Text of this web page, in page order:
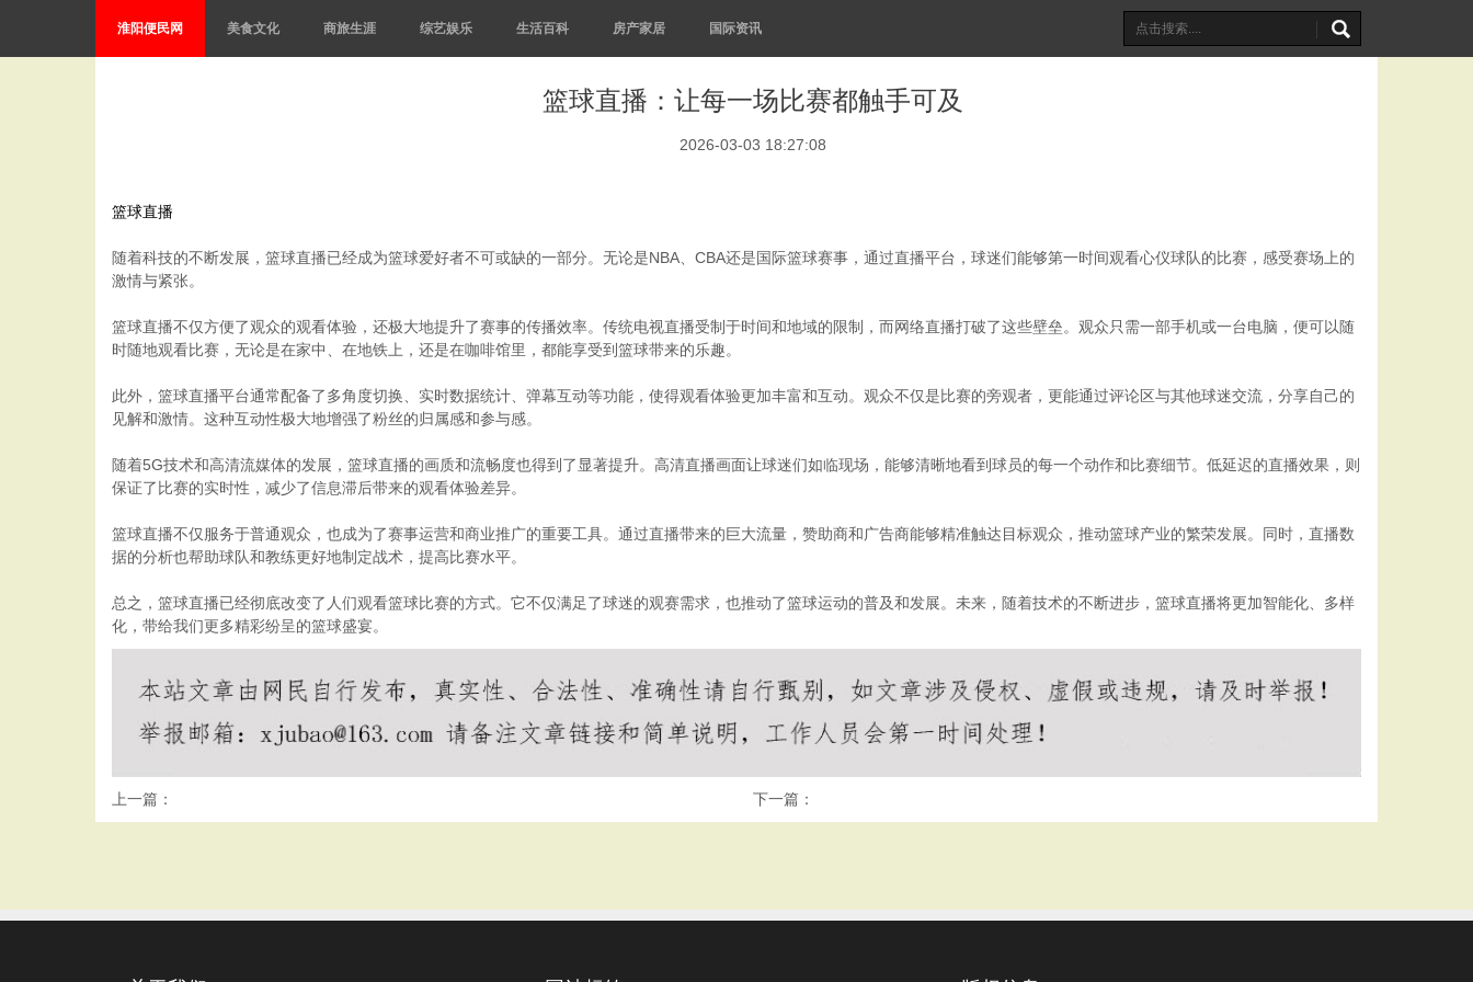
淮阳便民网 美食文化 商旅生涯 综艺娱乐 生活百科 房产家居 国际资讯
篮球直播：让每一场比赛都触手可及
2026-03-03 18:27:08
篮球直播
随着科技的不断发展，篮球直播已经成为篮球爱好者不可或缺的一部分。无论是NBA、CBA还是国际篮球赛事，通过直播平台，球迷们能够第一时间观看心仪球队的比赛，感受赛场上的
激情与紧张。
篮球直播不仅方便了观众的观看体验，还极大地提升了赛事的传播效率。传统电视直播受制于时间和地域的限制，而网络直播打破了这些壁垒。观众只需一部手机或一台电脑，便可以随
时随地观看比赛，无论是在家中、在地铁上，还是在咖啡馆里，都能享受到篮球带来的乐趣。
此外，篮球直播平台通常配备了多角度切换、实时数据统计、弹幕互动等功能，使得观看体验更加丰富和互动。观众不仅是比赛的旁观者，更能通过评论区与其他球迷交流，分享自己的
见解和激情。这种互动性极大地增强了粉丝的归属感和参与感。
随着5G技术和高清流媒体的发展，篮球直播的画质和流畅度也得到了显著提升。高清直播画面让球迷们如临现场，能够清晰地看到球员的每一个动作和比赛细节。低延迟的直播效果，则
保证了比赛的实时性，减少了信息滞后带来的观看体验差异。
篮球直播不仅服务于普通观众，也成为了赛事运营和商业推广的重要工具。通过直播带来的巨大流量，赞助商和广告商能够精准触达目标观众，推动篮球产业的繁荣发展。同时，直播数
据的分析也帮助球队和教练更好地制定战术，提高比赛水平。
总之，篮球直播已经彻底改变了人们观看篮球比赛的方式。它不仅满足了球迷的观赛需求，也推动了篮球运动的普及和发展。未来，随着技术的不断进步，篮球直播将更加智能化、多样
化，带给我们更多精彩纷呈的篮球盛宴。
上一篇： 下一篇：